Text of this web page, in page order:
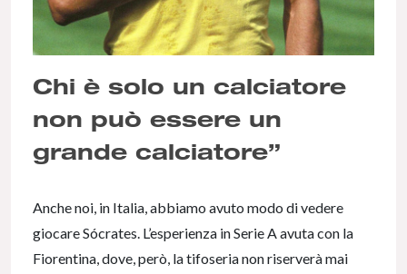
Chi è solo un calciatore
non può essere un
grande calciatore”
Anche noi, in Italia, abbiamo avuto modo di vedere
giocare Sócrates. L’esperienza in Serie A avuta con la
Fiorentina, dove, però, la tifoseria non riserverà mai